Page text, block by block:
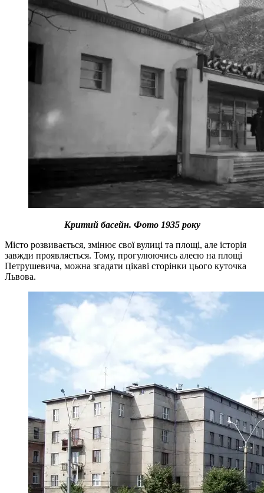
Критий басейн. Фото 1935 року
Місто розвивається, змінює свої вулиці та площі, але історія
завжди проявляється. Тому, прогулюючись алеєю на площі
Петрушевича, можна згадати цікаві сторінки цього куточка
Львова.